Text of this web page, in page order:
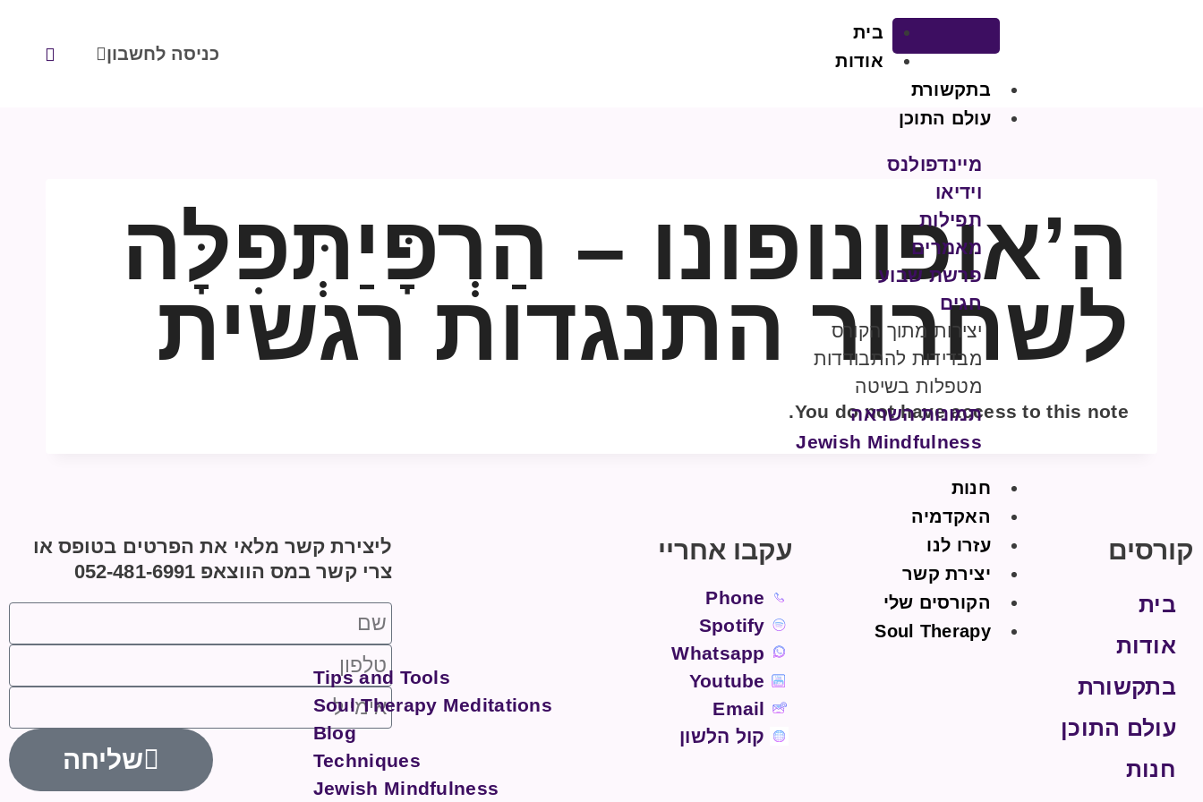
בית
אודות
בתקשורת
עולם התוכן
מיינדפולנס
וידיאו
תפילות
מאמרים
פרשת שבוע
חגים
יצירות מתוך הקורס
מבדידות להתבודדות
מטפלות בשיטה
תמונות השראה
Jewish Mindfulness
חנות
האקדמיה
עזרו לנו
יצירת קשר
הקורסים שלי
Soul Therapy
Tips and Tools
Soul Therapy Meditations
Blog
Techniques
Jewish Mindfulness
כניסה לחשבון
ה’אופונופונו – הַרְפָּיַתְּפִלָּה
לשחרור התנגדות רגשית
You do not have access to this note.
קורסים
בית
אודות
בתקשורת
עולם התוכן
חנות
עקבו אחריי
Phone
Spotify
Whatsapp
Youtube
Email
קול הלשון
ליצירת קשר מלאי את הפרטים בטופס או
צרי קשר במס הווצאפ 052-481-6991
שליחה